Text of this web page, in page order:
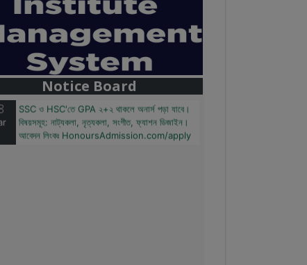
Notice Board
বাজেটের মধ্যে প্রাইভেট ইউনিভার্সিটিতে অনার্স পড়ার
সুযোগ। ২০টির অধিক বিষয়, ৪ বছরে মোট খরচ ২ লক্ষ থেকে
৫ লক্ষ টাকা। আবেদন লিংকঃ
HonoursAdmission.com/apply
বিষয়সমূহ: নাট্যকলা, নৃত্যকলা, সংগীত, ফ্যাশন ডিজাইন।
আবেদন লিংকঃ HonoursAdmission.com/apply